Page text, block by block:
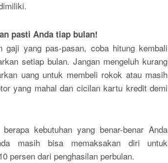
pasti Anda tiap bulan!
gaji yang pas-pasan, coba hitung kembali
setiap bulan. Jangan mengeluh kurang
uang untuk membeli rokok atau masih
yang mahal dan cicilan kartu kredit demi
kebutuhan yang benar-benar Anda
masih bisa memaksakan diri untuk
persen dari penghasilan perbulan.